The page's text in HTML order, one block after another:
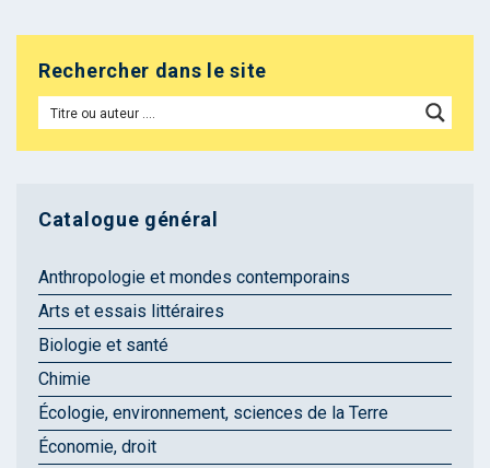
Rechercher dans le site
Catalogue général
Anthropologie et mondes contemporains
Arts et essais littéraires
Biologie et santé
Chimie
Écologie, environnement, sciences de la Terre
Économie, droit